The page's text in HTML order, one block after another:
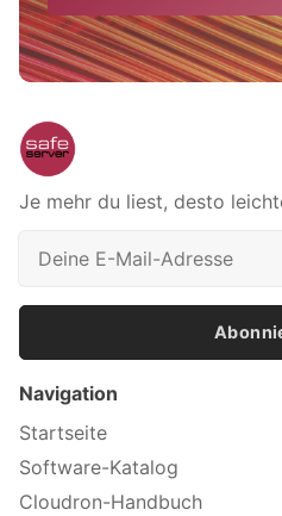
Je mehr du liest, desto
Navigation
Startseite
Software-Katalog
Cloudron-Handbuch